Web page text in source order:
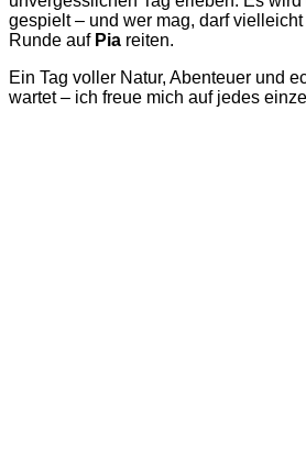
gespielt – und wer mag, darf
Runde auf Pia reiten.
Ein Tag voller Natur, Abenteuer und
wartet – ich freue mich auf jedes